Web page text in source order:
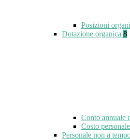
Posizioni
Dotazione organica 8
Conto annuale
Costo
Personale non a